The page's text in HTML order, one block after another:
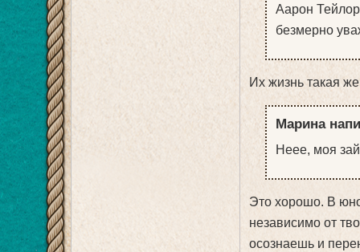
Аарон
безмерно
Их жизнь такая
Марина
Неее, моя
Это хорошо. В
независимо от
осознаешь и